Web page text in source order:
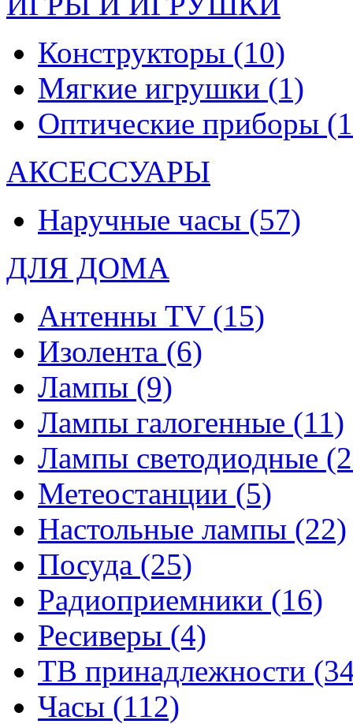
Конструкторы (10)
Мягкие игрушки (1)
Оптические приборы
АКСЕССУАРЫ
Наручные часы (57)
ДЛЯ ДОМА
Антенны TV (15)
Изолента (6)
Лампы (9)
Лампы галогенные (11)
Лампы светодиодные
Метеостанции (5)
Настольные лампы (22)
Посуда (25)
Радиоприемники (16)
Ресиверы (4)
ТВ принадлежности
Часы (112)